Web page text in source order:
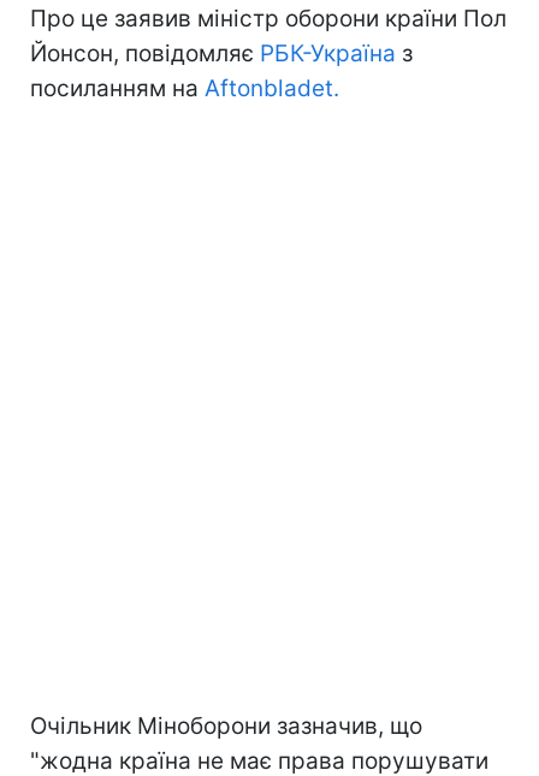
Про це заявив міністр оборони країни Пол
Йонсон, повідомляє РБК-Україна з
посиланням на Aftonbladet.
Очільник Міноборони зазначив, що
"жодна країна не має права порушувати